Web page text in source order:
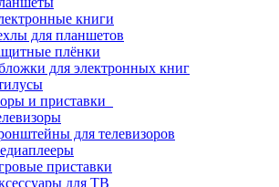
книги
для планшетов
плёнки
для электронных книг
и приставки
для телевизоров
приставки
для ТВ